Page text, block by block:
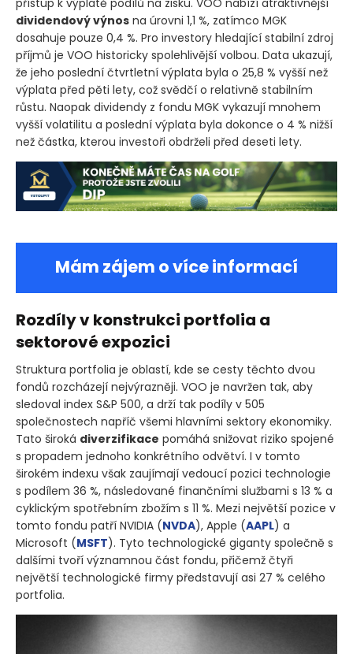
přístup k výplatě podílů na zisku. VOO nabízí atraktivnější
dividendový výnos na úrovni 1,1 %, zatímco MGK
dosahuje pouze 0,4 %. Pro investory hledající stabilní zdroj
příjmů je VOO historicky spolehlivější volbou. Data ukazují,
že jeho poslední čtvrtletní výplata byla o 25,8 % vyšší než
výplata před pěti lety, což svědčí o relativně stabilním
růstu. Naopak dividendy z fondu MGK vykazují mnohem
vyšší volatilitu a poslední výplata byla dokonce o 4 % nižší
než částka, kterou investoři obdrželi před deseti lety.
Mám zájem o více informací
Rozdíly v konstrukci portfolia a
sektorové expozici
Struktura portfolia je oblastí, kde se cesty těchto dvou
fondů rozcházejí nejvýrazněji. VOO je navržen tak, aby
sledoval index S&P 500, a drží tak podíly v 505
společnostech napříč všemi hlavními sektory ekonomiky.
Tato široká diverzifikace pomáhá snižovat riziko spojené
s propadem jednoho konkrétního odvětví. I v tomto
širokém indexu však zaujímají vedoucí pozici technologie
s podílem 36 %, následované finančními službami s 13 % a
cyklickým spotřebním zbožím s 11 %. Mezi největší pozice v
tomto fondu patří NVIDIA (NVDA), Apple (AAPL) a
Microsoft (MSFT). Tyto technologické giganty společně s
dalšími tvoří významnou část fondu, přičemž čtyři
největší technologické firmy představují asi 27 % celého
portfolia.